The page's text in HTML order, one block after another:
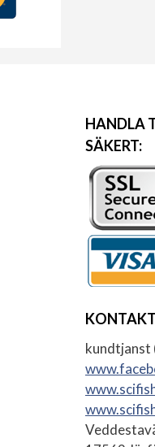
HANDLA
SÄKERT:
KONTAKT
kundtjanst